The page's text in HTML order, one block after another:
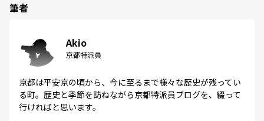
筆者
Akio
京都特派員
京都は平安京の頃から、今に至るまで様々な歴史が残ってい
る町。歴史と季節を訪ねながら京都特派員ブログを、綴って
行ければと思います。